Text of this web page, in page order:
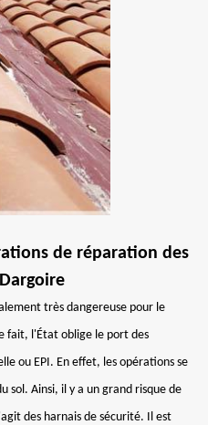
de réparation des
très dangereuse pour le
fait, l'État oblige le port des
ou EPI. En effet, les opérations se
sol. Ainsi, il y a un grand risque de
des harnais de sécurité. Il est